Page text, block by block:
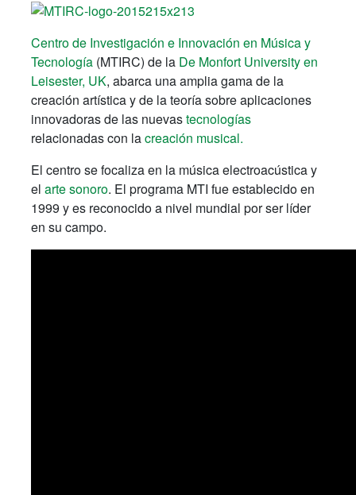
Centro de Investigación e Innovación en Música y
Tecnología (MTIRC) de la De Monfort University en
Leisester, UK, abarca una amplia gama de la
creación artística y de la teoría sobre aplicaciones
innovadoras de las nuevastecnologías
relacionadas con lacreación musical.
El centro se focaliza en la música electroacústica y
el arte sonoro. El programa MTI fue establecido en
1999 y es reconocido a nivel mundial por ser líder
en su campo.